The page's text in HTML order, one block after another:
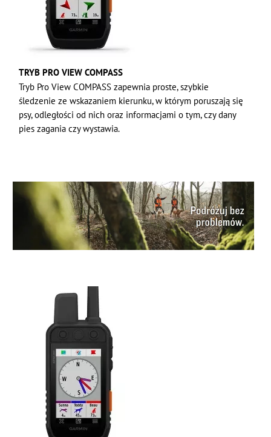
TRYB PRO VIEW COMPASS
Tryb Pro View COMPASS zapewnia proste, szybkie
śledzenie ze wskazaniem kierunku, w którym poruszają się
psy, odległości od nich oraz informacjami o tym, czy dany
pies zagania czy wystawia.